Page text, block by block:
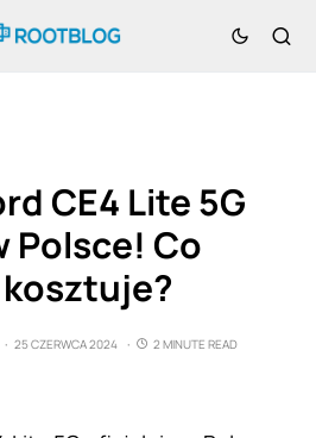
CE4 Lite 5G
Polsce! Co
25 CZERWCA 2024
2 MINUTE READ